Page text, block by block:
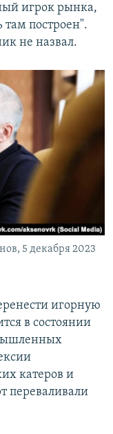
игрок рынка,
там построен".
не назвал.
5 декабря 2023
игорную
в состоянии
катеров и
переваливали